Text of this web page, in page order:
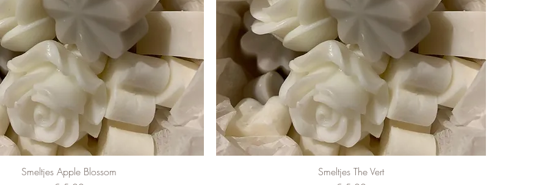
Smeltjes Apple Blossom
Smeltjes The Vert